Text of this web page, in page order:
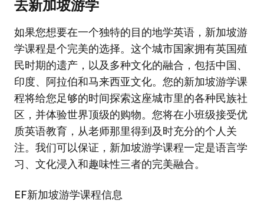
去新加坡游学
如果您想要在一个独特的目的地学英语，新加坡游
学课程是个完美的选择。这个城市国家拥有英国殖
民时期的遗产，以及多种文化的融合，包括中国、
印度、阿拉伯和马来西亚文化。您的新加坡游学课
程将给您足够的时间探索这座城市里的各种民族社
区，并体验世界顶级的购物。您将在小班级接受优
质英语教育，从老师那里得到及时充分的个人关
注。我们可以保证，新加坡游学课程一定是语言学
习、文化浸入和趣味性三者的完美融合。
EF新加坡游学课程信息